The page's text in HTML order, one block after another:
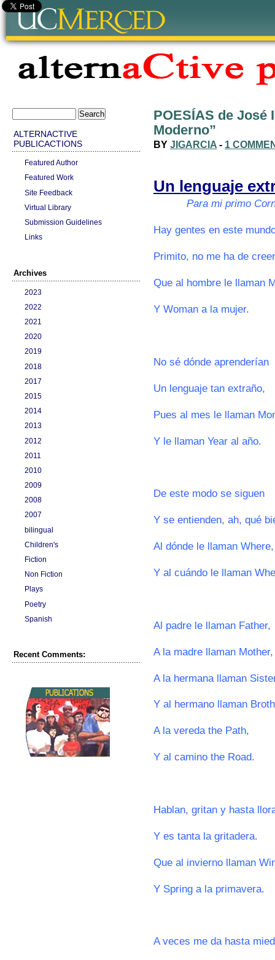
ALTERNACTIVE
PUBLICACTIONS
Featured Author
Featured Work
Site Feedback
Virtual Library
Submission Guidelines
Links
Archives
2023
2022
2021
2020
2019
2018
2017
2015
2014
2013
2012
2011
2010
2009
2008
2007
bilingual
Children's
Fiction
Non Fiction
Plays
Poetry
Spanish
Recent Comments:
POESÍAS de José
Moderno”
BY JIGARCIA - 1
Un lenguaje
Para mi primo
Hay gentes en este
Primito, no me ha de creer
Que al hombre le llaman
Y Woman a la mujer.
No sé dónde aprenderían
Un lenguaje tan extraño,
Pues al mes le llaman
Y le llaman Year al año.
De este modo se siguen
Y se entienden, ah, qué
Al dónde le llaman Where,
Y al cuándo le llaman
Al padre le llaman Father,
A la madre llaman Mother,
A la hermana llaman
Y al hermano llaman
A la vereda the Path,
Y al camino the Road.
Hablan, gritan y hasta
Y es tanta la gritadera.
Que al invierno llaman
Y Spring a la primavera.
A veces me da hasta